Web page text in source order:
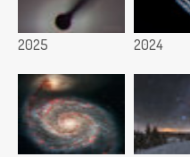
2025 2024